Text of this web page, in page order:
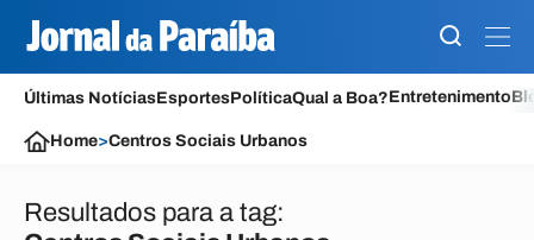
Últimas NotíciasEsportesPolíticaQual a Boa?Entretenimento
Home>Centros Sociais Urbanos
Resultados para a tag: